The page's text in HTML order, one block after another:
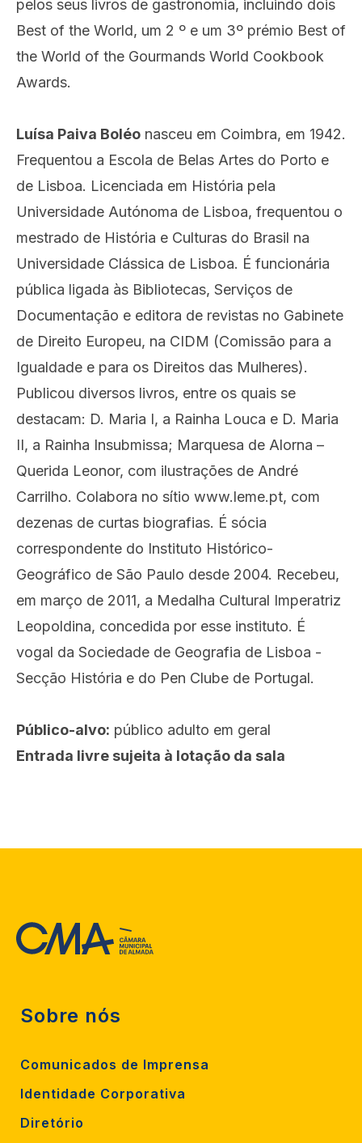
pelos seus livros de gastronomia, incluindo dois
Best of the World, um 2 º e um 3º prémio Best of
the World of the Gourmands World Cookbook
Awards.
Luísa Paiva Boléo nasceu em Coimbra, em 1942.
Frequentou a Escola de Belas Artes do Porto e
de Lisboa. Licenciada em História pela
Universidade Autónoma de Lisboa, frequentou o
mestrado de História e Culturas do Brasil na
Universidade Clássica de Lisboa. É funcionária
pública ligada às Bibliotecas, Serviços de
Documentação e editora de revistas no Gabinete
de Direito Europeu, na CIDM (Comissão para a
Igualdade e para os Direitos das Mulheres).
Publicou diversos livros, entre os quais se
destacam: D. Maria I, a Rainha Louca e D. Maria
II, a Rainha Insubmissa; Marquesa de Alorna –
Querida Leonor, com ilustrações de André
Carrilho. Colabora no sítio www.leme.pt, com
dezenas de curtas biografias. É sócia
correspondente do Instituto Histórico-
Geográfico de São Paulo desde 2004. Recebeu,
em março de 2011, a Medalha Cultural Imperatriz
Leopoldina, concedida por esse instituto. É
vogal da Sociedade de Geografia de Lisboa -
Secção História e do Pen Clube de Portugal.
Público-alvo: público adulto em geral
Entrada livre sujeita à lotação da sala
Sobre nós
Comunicados de Imprensa
Identidade Corporativa
Diretório